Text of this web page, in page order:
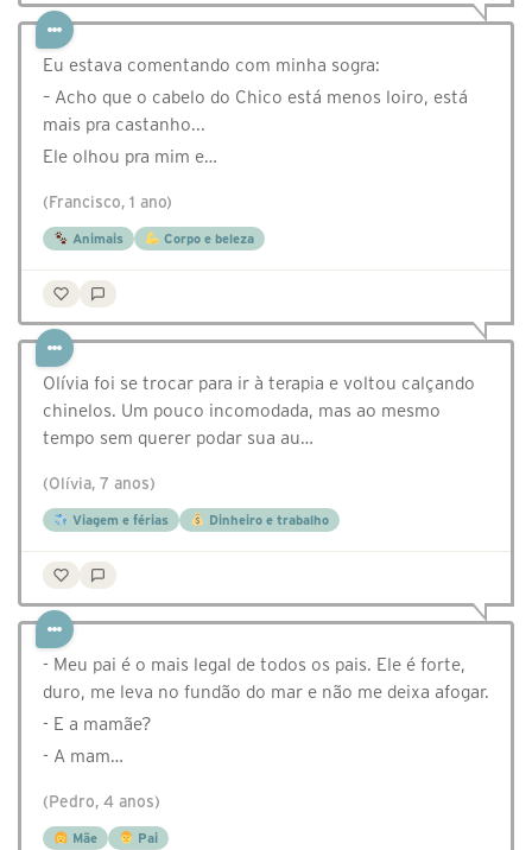
Eu estava comentando com minha sogra:
– Acho que o cabelo do Chico está menos loiro, está
mais pra castanho...
Ele olhou pra mim e…
(Francisco, 1 ano)
Animais Corpo e beleza
Olívia foi se trocar para ir à terapia e voltou calçando
chinelos. Um pouco incomodada, mas ao mesmo
tempo sem querer podar sua au…
(Olívia, 7 anos)
Viagem e férias Dinheiro e trabalho
- Meu pai é o mais legal de todos os pais. Ele é forte,
duro, me leva no fundão do mar e não me deixa afogar.
- E a mamãe?
- A mam…
(Pedro, 4 anos)
Mãe Pai